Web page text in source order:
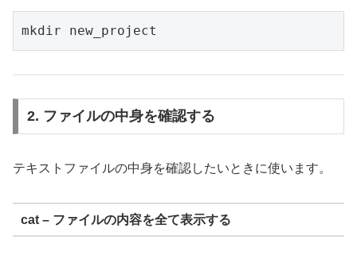
2. ファイルの中身を確認する
テキストファイルの中身を確認したいときに使います。
cat – ファイルの内容を全て表示する